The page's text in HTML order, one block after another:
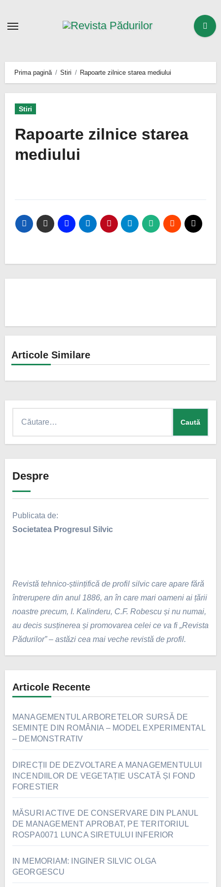
Prima pagină Stiri Rapoarte zilnice starea mediului
Stiri
Rapoarte zilnice starea
mediului
Articole Similare
Despre
Publicata de:
Societatea Progresul Silvic
Revistă tehnico-științifică de profil silvic care apare fără
întrerupere din anul 1886, an în care mari oameni ai țării
noastre precum, I. Kalinderu, C.F. Robescu și nu numai,
au decis susținerea și promovarea celei ce va fi „Revista
Pădurilor” – astăzi cea mai veche revistă de profil.
Articole Recente
MANAGEMENTUL ARBORETELOR SURSĂ DE
SEMINȚE DIN ROMÂNIA – MODEL EXPERIMENTAL
– DEMONSTRATIV
DIRECȚII DE DEZVOLTARE A MANAGEMENTULUI
INCENDIILOR DE VEGETAȚIE USCATĂ ȘI FOND
FORESTIER
MĂSURI ACTIVE DE CONSERVARE DIN PLANUL
DE MANAGEMENT APROBAT, PE TERITORIUL
ROSPA0071 LUNCA SIRETULUI INFERIOR
IN MEMORIAM: INGINER SILVIC OLGA
GEORGESCU